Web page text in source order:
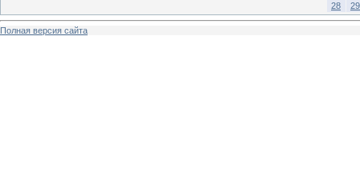
28
29
Полная версия сайта